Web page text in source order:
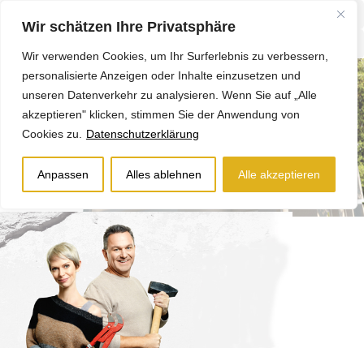
Wir schätzen Ihre Privatsphäre
Wir verwenden Cookies, um Ihr Surferlebnis zu verbessern,
personalisierte Anzeigen oder Inhalte einzusetzen und
unseren Datenverkehr zu analysieren. Wenn Sie auf „Alle
akzeptieren" klicken, stimmen Sie der Anwendung von
Cookies zu.
Datenschutzerklärung
Anpassen Alles ablehnen Alle akzeptieren